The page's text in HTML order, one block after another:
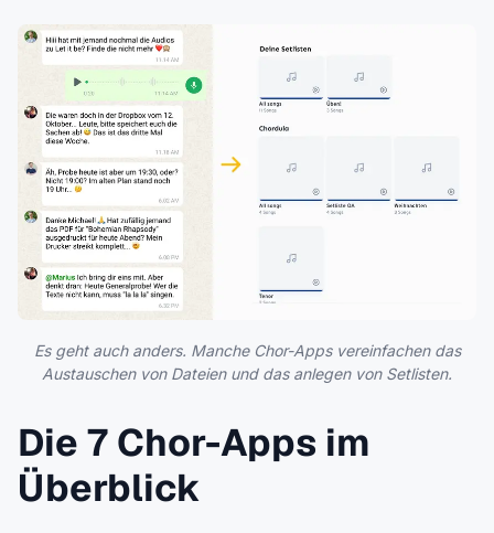
Es geht auch anders. Manche Chor-Apps vereinfachen das
Austauschen von Dateien und das anlegen von Setlisten.
Die 7 Chor-Apps im
Überblick